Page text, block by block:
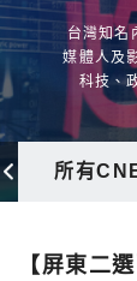
台灣知名
媒體人及
科技、
所有
【屏東二